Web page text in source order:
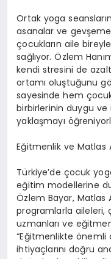
Ortak yoga seansları
asanalar ve gevş
çocukların aile
sağlıyor.Özlem Hanı
kendi stresini de
ortamıoluştuğunu gö
sayesinde hem ç
birbirlerinin duygu ve
yaklaşmayı öğ
Eğitmenlik ve Matlas
Türkiye’de çocuk
eğitim modellerine
Özlem Bayar,
programlarla aileleri,
uzmanlarıve eğ
“Eğitmenlikteönemli
ihtiyaçlarınıdoğru